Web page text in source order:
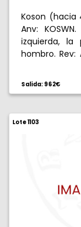
Koson (hacia
Anv:
izquierda,
hombro.
nombre de la
Salida: 962€
Lote 1103